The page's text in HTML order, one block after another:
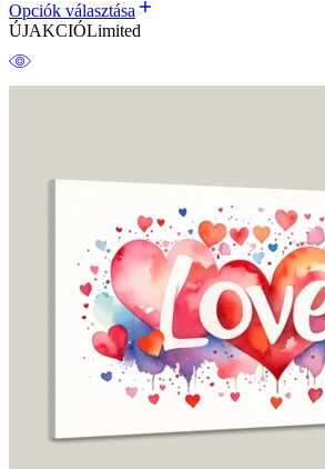
Opciók választása
ÚJAKCIÓLimited